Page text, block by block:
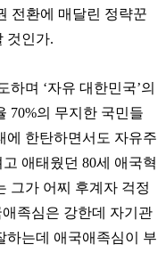
전환에 매달린 정략꾼
것인가.
며 ‘자유 대한민국’의
70%의 무지한 국민들
에 한탄하면서도 자유주
애태웠던 80세 애국혁
그가 어찌 후계자 걱정
족심은 강한데 자기관
하는데 애국애족심이 부